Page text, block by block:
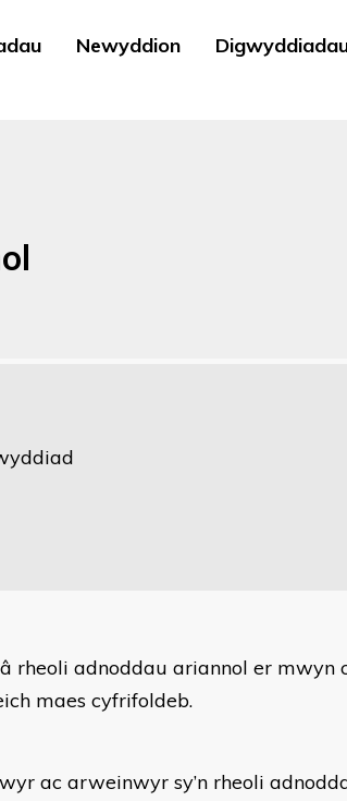
Newyddion
rheoli adnoddau ariannol er mwyn
maes cyfrifoldeb.
ac arweinwyr sy’n rheoli